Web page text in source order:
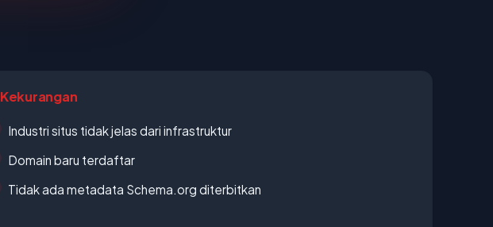
Kekurangan
Industri situs tidak jelas dari infrastruktur
Domain baru terdaftar
Tidak ada metadata Schema.org diterbitkan